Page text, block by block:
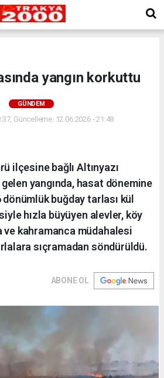
yangın korkuttu
GÜNDEM
Güncelleme: 12.06.2026 - 21:48
ilçesine bağlı Altınyazı
yangında, hasat dönemine
dönümlük buğday tarlası kül
hızla büyüyen alevler, köy
ve kahramanca müdahalesi
sıçramadan söndürüldü.
ABONE OL